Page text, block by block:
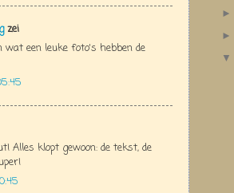
zei
een leuke foto's hebben de
Alles klopt gewoon: de tekst, de
►
►
▼